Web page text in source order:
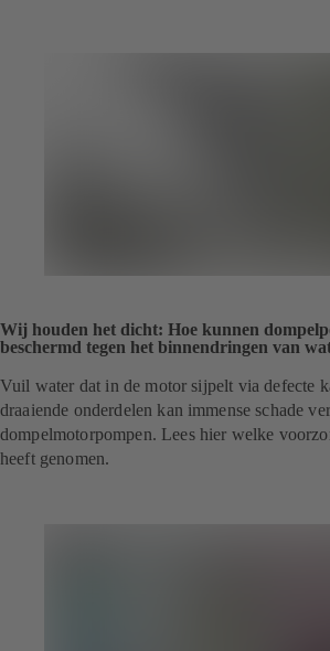
Wij houden het dicht: Hoe kunnen
beschermd tegen het binnendringen van
Vuil water dat in de motor sijpelt via defecte
draaiende onderdelen kan immense schade
dompelmotorpompen. Lees hier welke
heeft genomen.